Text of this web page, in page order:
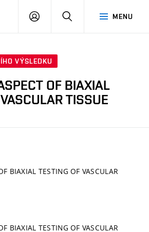
MENU
PŘIHLÁSIT
VÝSLEDKU
OF BIAXIAL
TISSUE
BIAXIAL TESTING OF VASCULAR
BIAXIAL TESTING OF VASCULAR